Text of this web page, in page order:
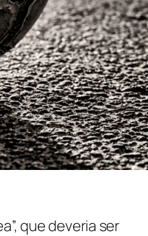
que deveria ser